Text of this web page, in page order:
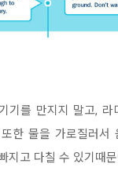
기를 만지지 말고, 라
한 물을 가로질러서
지고 다칠 수 있기때